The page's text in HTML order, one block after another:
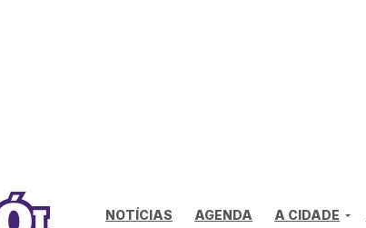
NOTÍCIAS AGENDA A CIDADE